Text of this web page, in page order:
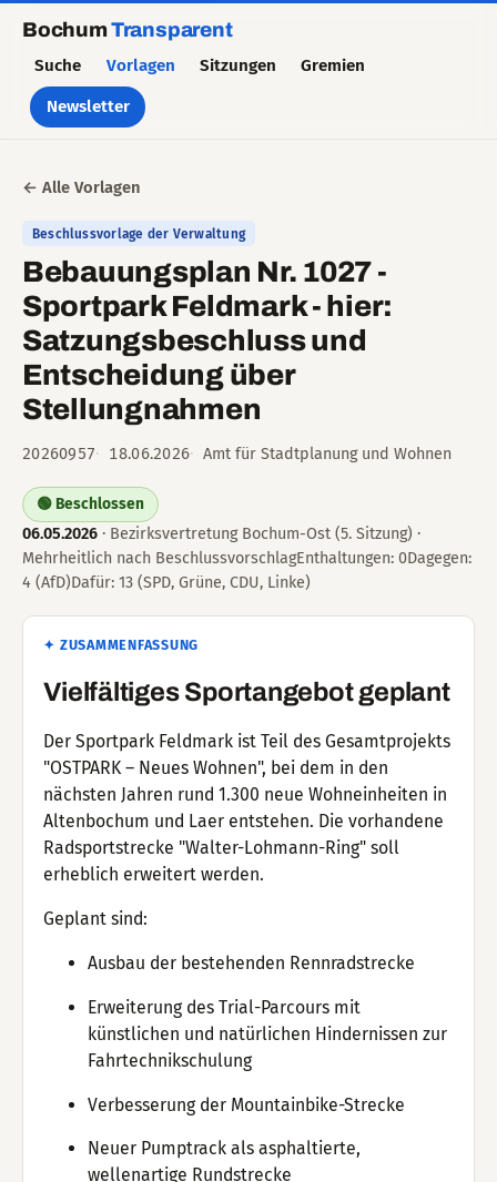
BochumTransparent
Suche Vorlagen Sitzungen Gremien
Newsletter
← Alle Vorlagen
Beschlussvorlage der Verwaltung
Bebauungsplan Nr. 1027 -
Sportpark Feldmark - hier:
Satzungsbeschluss und
Entscheidung über
Stellungnahmen
20260957 18.06.2026 Amt für Stadtplanung und Wohnen
🟢 Beschlossen
06.05.2026 · Bezirksvertretung Bochum-Ost (5. Sitzung) ·
Mehrheitlich nach BeschlussvorschlagEnthaltungen: 0Dagegen:
4 (AfD)Dafür: 13 (SPD, Grüne, CDU, Linke)
✦ ZUSAMMENFASSUNG
Vielfältiges Sportangebot geplant
Der Sportpark Feldmark ist Teil des Gesamtprojekts
"OSTPARK – Neues Wohnen", bei dem in den
nächsten Jahren rund 1.300 neue Wohneinheiten in
Altenbochum und Laer entstehen. Die vorhandene
Radsportstrecke "Walter-Lohmann-Ring" soll
erheblich erweitert werden.
Geplant sind:
Ausbau der bestehenden Rennradstrecke
Erweiterung des Trial-Parcours mit
künstlichen und natürlichen Hindernissen zur
Fahrtechnikschulung
Verbesserung der Mountainbike-Strecke
Neuer Pumptrack als asphaltierte,
wellenartige Rundstrecke